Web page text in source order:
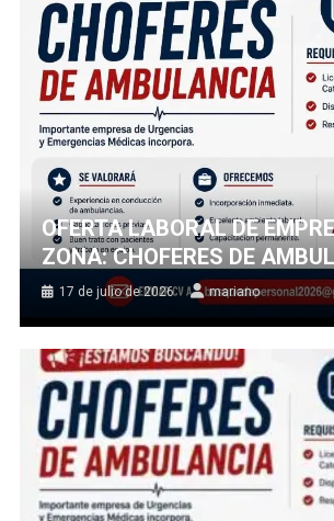
OFERTA LABORAL DE
ZONA: CHOFERES DE
17 de julio de 2026 mariano